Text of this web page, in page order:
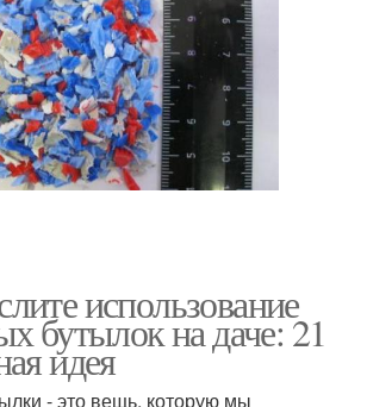
использование
бутылок на даче: 21
идея
- это вещь, которую мы